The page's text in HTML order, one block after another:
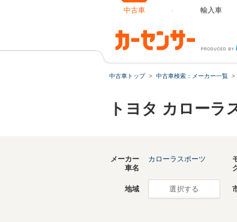
中古車 輸入車
中古車トップ 中古車検索：メーカー一覧
トヨタ カローラ
メーカー
車名
カローラスポーツ
地域 選択する